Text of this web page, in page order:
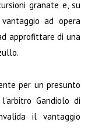
granate e, su
ad opera
approfittare di una
per un presunto
Gandiolo di
il vantaggio